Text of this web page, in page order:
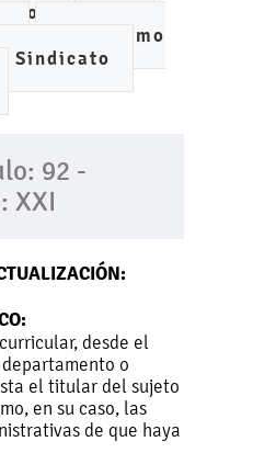
Organismo
Sindicato
92 -
XXI
desde el
o
el titular del sujeto
en su caso, las
de que haya